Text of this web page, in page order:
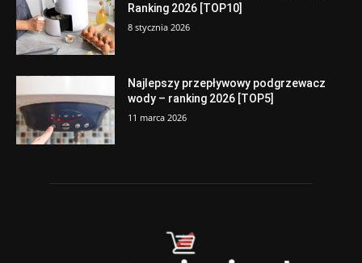
Ranking 2026 [TOP10]
8 stycznia 2026
Najlepszy przepływowy podgrzewacz
wody – ranking 2026 [TOP5]
11 marca 2026